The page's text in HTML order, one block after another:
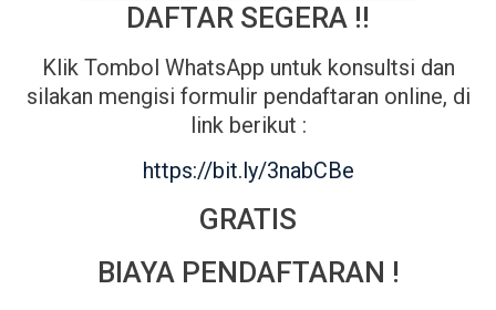
DAFTAR SEGERA !!
Klik Tombol WhatsApp untuk konsultsi dan
silakan mengisi formulir pendaftaran online, di
link berikut :
https://bit.ly/3nabCBe
GRATIS
BIAYA PENDAFTARAN !